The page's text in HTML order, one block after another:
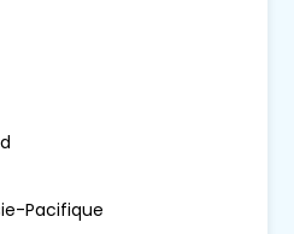
Pacifique